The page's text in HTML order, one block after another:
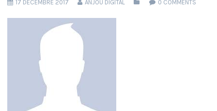
17 DÉCEMBRE 2017 ANJOU DIGITAL 0 COMMENTS